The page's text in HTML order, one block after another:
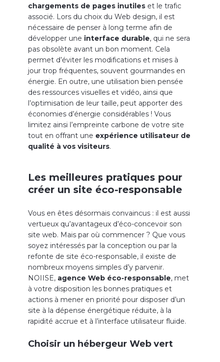
chargements de pages inutileset le trafic
associé. Lors du choix du Web design, il est
nécessaire de penser à long terme afin de
développer une interface durable, qui ne sera
pas obsolète avant un bon moment. Cela
permet d’éviter les modifications et mises à
jour trop fréquentes, souvent gourmandes en
énergie. En outre, une utilisation bien pensée
des ressources visuelles et vidéo, ainsi que
l’optimisation de leur taille, peut apporter des
économies d’énergie considérables ! Vous
limitez ainsi l’empreinte carbone de votre site
tout en offrant une expérience utilisateur de
qualité à vos visiteurs.
Les meilleures pratiques pour
créer un site éco-responsable
Vous en êtes désormais convaincus : il est aussi
vertueux qu’avantageux d’éco-concevoir son
site web. Mais par où commencer ? Que vous
soyez intéressés par la conception ou par la
refonte de site éco-responsable, il existe de
nombreux moyens simples d’y parvenir.
NOIISE, agence Web éco-responsable, met
à votre disposition les bonnes pratiques et
actions à mener en priorité pour disposer d’un
site à la dépense énergétique réduite, à la
rapidité accrue et à l’interface utilisateur fluide.
Choisir un hébergeur Web vert